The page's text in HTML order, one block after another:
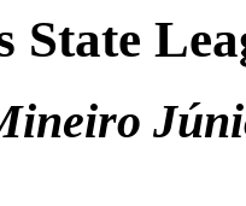
State